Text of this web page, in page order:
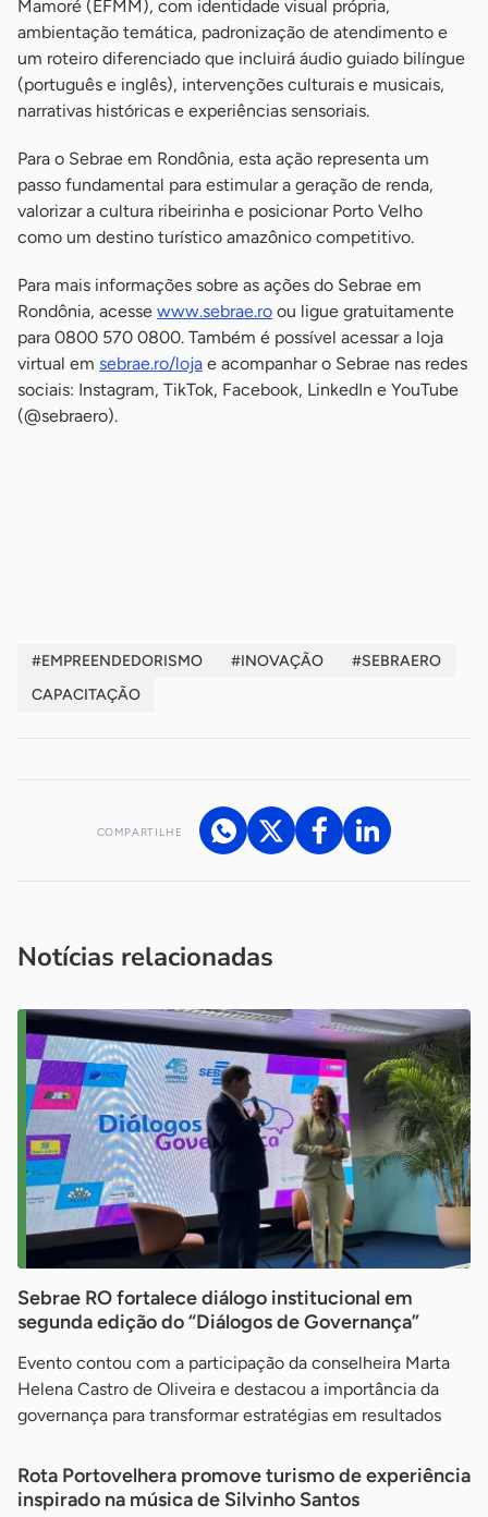
Mamoré (EFMM), com identidade visual própria,
ambientação temática, padronização de atendimento e
um roteiro diferenciado que incluirá áudio guiado bilíngue
(português e inglês), intervenções culturais e musicais,
narrativas históricas e experiências sensoriais.
Para o Sebrae em Rondônia, esta ação representa um
passo fundamental para estimular a geração de renda,
valorizar a cultura ribeirinha e posicionar Porto Velho
como um destino turístico amazônico competitivo.
Para mais informações sobre as ações do Sebrae em
Rondônia, acesse www.sebrae.ro ou ligue gratuitamente
para 0800 570 0800. Também é possível acessar a loja
virtual em sebrae.ro/loja e acompanhar o Sebrae nas redes
sociais: Instagram, TikTok, Facebook, LinkedIn e YouTube
(@sebraero).
#EMPREENDEDORISMO #INOVAÇÃO
#SEBRAERO
CAPACITAÇÃO
COMPARTILHE
Notícias relacionadas
Sebrae RO fortalece diálogo institucional em
segunda edição do “Diálogos de Governança”
Evento contou com a participação da conselheira Marta
Helena Castro de Oliveira e destacou a importância da
governança para transformar estratégias em resultados
Rota Portovelhera promove turismo de experiência
inspirado na música de Silvinho Santos